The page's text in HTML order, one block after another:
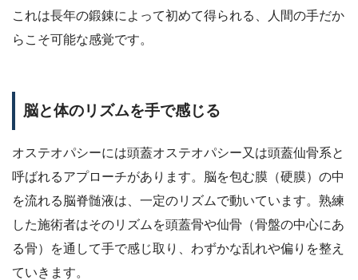
これは長年の鍛錬によって初めて得られる、人間の手だか
らこそ可能な感覚です。
脳と体のリズムを手で感じる
オステオパシーには頭蓋オステオパシー又は頭蓋仙骨系と
呼ばれるアプローチがあります。脳を包む膜（硬膜）の中
を流れる脳脊髄液は、一定のリズムで動いています。熟練
した施術者はそのリズムを頭蓋骨や仙骨（骨盤の中心にあ
る骨）を通して手で感じ取り、わずかな乱れや偏りを整え
ていきます。